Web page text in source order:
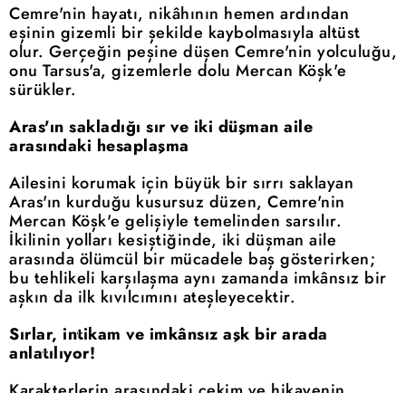
Cemre'nin hayatı, nikâhının hemen ardından
eşinin gizemli bir şekilde kaybolmasıyla altüst
olur. Gerçeğin peşine düşen Cemre'nin yolculuğu,
onu Tarsus'a, gizemlerle dolu Mercan Köşk'e
sürükler.
Aras'ın sakladığı sır ve iki düşman aile
arasındaki hesaplaşma
Ailesini korumak için büyük bir sırrı saklayan
Aras'ın kurduğu kusursuz düzen, Cemre'nin
Mercan Köşk'e gelişiyle temelinden sarsılır.
İkilinin yolları kesiştiğinde, iki düşman aile
arasında ölümcül bir mücadele baş gösterirken;
bu tehlikeli karşılaşma aynı zamanda imkânsız bir
aşkın da ilk kıvılcımını ateşleyecektir.
Sırlar, intikam ve imkânsız aşk bir arada
anlatılıyor!